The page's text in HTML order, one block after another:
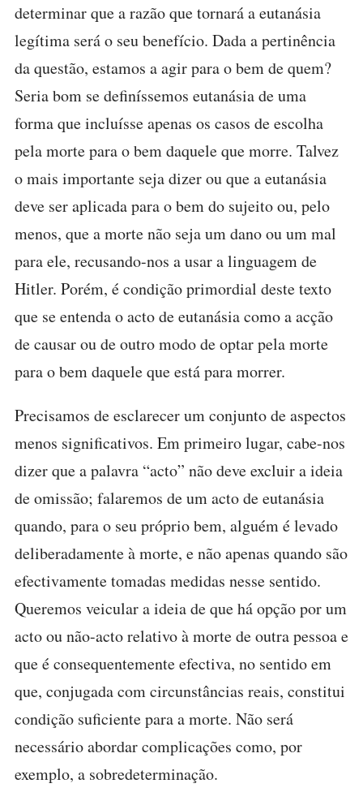
determinar que a razão que tornará a eutanásia
legítima será o seu benefício. Dada a pertinência
da questão, estamos a agir para o bem de quem?
Seria bom se definíssemos eutanásia de uma
forma que incluísse apenas os casos de escolha
pela morte para o bem daquele que morre. Talvez
o mais importante seja dizer ou que a eutanásia
deve ser aplicada para o bem do sujeito ou, pelo
menos, que a morte não seja um dano ou um mal
para ele, recusando-nos a usar a linguagem de
Hitler. Porém, é condição primordial deste texto
que se entenda o acto de eutanásia como a acção
de causar ou de outro modo de optar pela morte
para o bem daquele que está para morrer.
Precisamos de esclarecer um conjunto de aspectos
menos significativos. Em primeiro lugar, cabe-nos
dizer que a palavra “acto” não deve excluir a ideia
de omissão; falaremos de um acto de eutanásia
quando, para o seu próprio bem, alguém é levado
deliberadamente à morte, e não apenas quando são
efectivamente tomadas medidas nesse sentido.
Queremos veicular a ideia de que há opção por um
acto ou não-acto relativo à morte de outra pessoa e
que é consequentemente efectiva, no sentido em
que, conjugada com circunstâncias reais, constitui
condição suficiente para a morte. Não será
necessário abordar complicações como, por
exemplo, a sobredeterminação.